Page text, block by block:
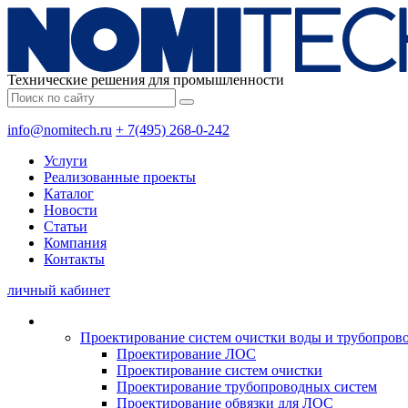
Технические решения для промышленности
info@nomitech.ru + 7(495) 268-0-242
Услуги
Реализованные проекты
Каталог
Новости
Статьи
Компания
Контакты
личный кабинет
Проектирование систем очистки воды и
Проектирование ЛОС
Проектирование систем очистки
Проектирование трубопроводных систем
Проектирование обвязки для ЛОС